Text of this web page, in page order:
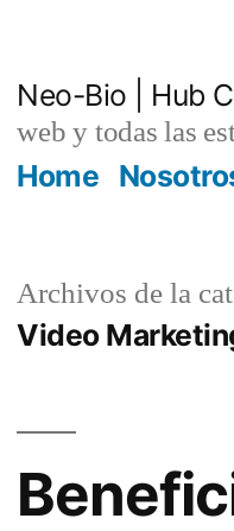
Neo-Bio | Hub
web y todas las
Home
Archivos de la
Video